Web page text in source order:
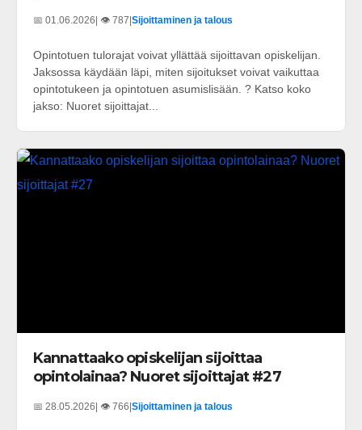
📅 01.06.2026| 👁️ 787|Sijoittaminen ja talous
Opintotuen tulorajat voivat yllättää sijoittavan opiskelijan.
Jaksossa käydään läpi, miten sijoitukset voivat vaikuttaa
opintotukeen ja opintotuen asumislisään. ? Katso koko
jakso: Nuoret sijoittajat...
Kannattaako opiskelijan sijoittaa
opintolainaa? Nuoret sijoittajat #27
📅 28.05.2026 | 👁️ 766 Sijoittaminen ja talous